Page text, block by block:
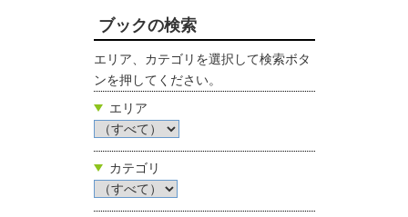
ブックの検索
エリア、カテゴリを選択して検索ボタ
ンを押してください。
エリア
カテゴリ